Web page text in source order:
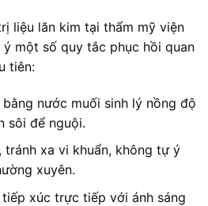
liệu lăn kim tại thẩm mỹ viện
ý một số quy tắc phục hồi quan
tiên:
nước muối sinh lý nồng độ
sôi để nguội.
tránh xa vi khuẩn, không tự ý
xuyên.
xúc trực tiếp với ánh sáng